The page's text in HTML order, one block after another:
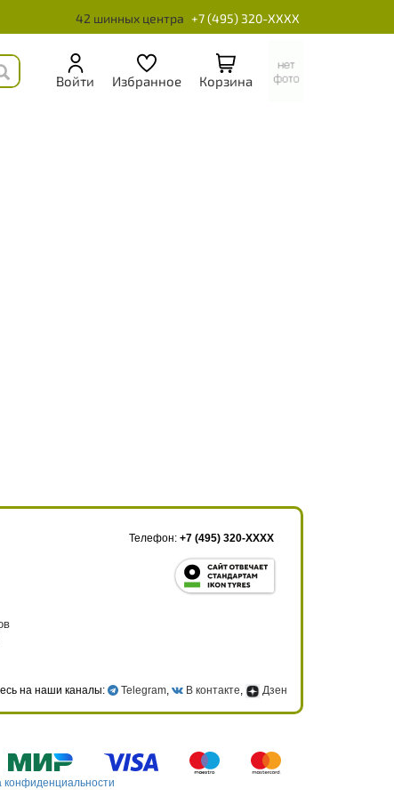
42 шинных центра +7 (495) 320-XXXX
Войти Избранное Корзина
Телефон: +7 (495) 320-XXXX
на наши каналы: Telegram, В контакте, Дзен
конфиденциальности